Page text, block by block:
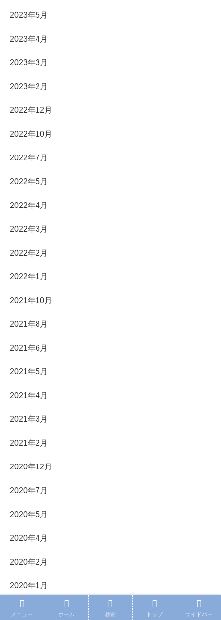
2023年5月
2023年4月
2023年3月
2023年2月
2022年12月
2022年10月
2022年7月
2022年5月
2022年4月
2022年3月
2022年2月
2022年1月
2021年10月
2021年8月
2021年6月
2021年5月
2021年4月
2021年3月
2021年2月
2020年12月
2020年7月
2020年5月
2020年4月
2020年2月
2020年1月
2019年12月
メニュー ホーム 検索 トップ サイドバー